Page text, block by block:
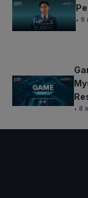
• 9
• 8